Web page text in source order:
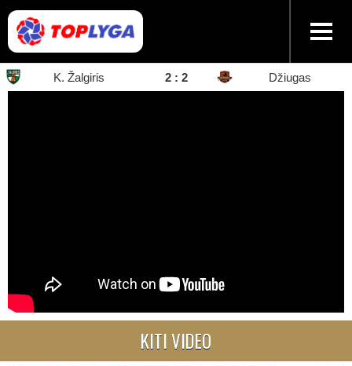
K. Žalgiris 2 : 2 Džiugas
KITI VIDEO